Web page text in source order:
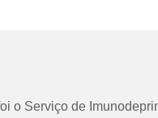
o Serviço de